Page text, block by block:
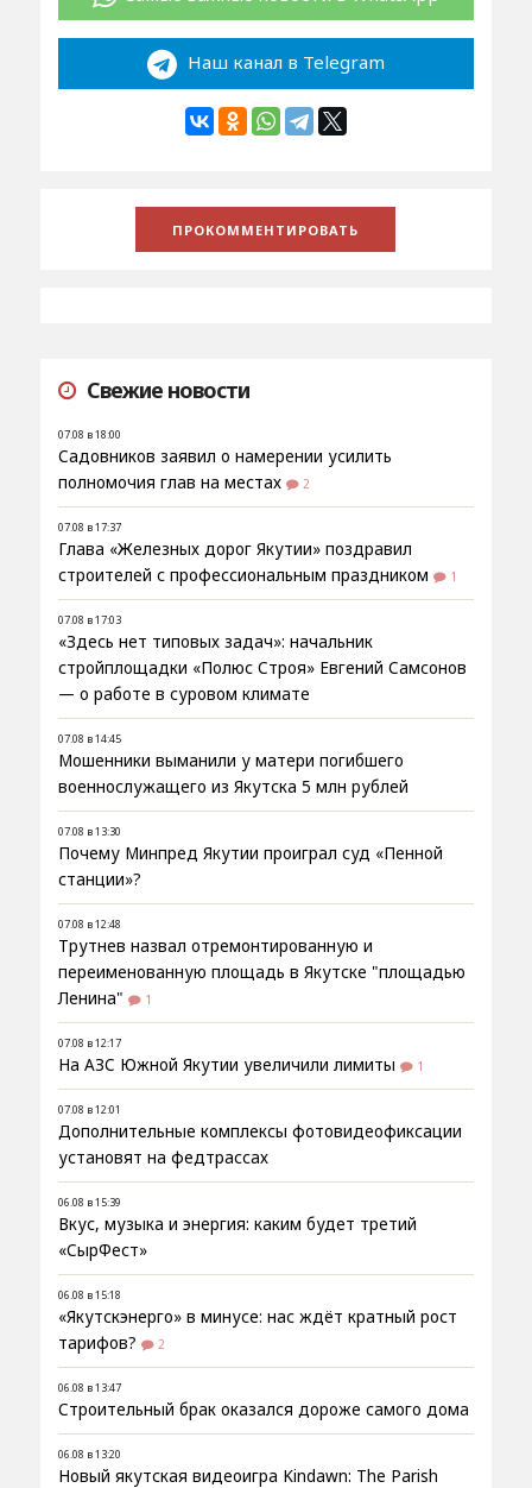
Наш канал в Telegram
Свежие новости
07.08 в 18:00
Садовников заявил о намерении усилить
полномочия глав на местах
2
07.08 в 17:37
Глава «Железных дорог Якутии» поздравил
строителей с профессиональным праздником
1
07.08 в 17:03
«Здесь нет типовых задач»: начальник
стройплощадки «Полюс Строя» Евгений Самсонов
— о работе в суровом климате
07.08 в 14:45
Мошенники выманили у матери погибшего
военнослужащего из Якутска 5 млн рублей
07.08 в 13:30
Почему Минпред Якутии проиграл суд «Пенной
станции»?
07.08 в 12:48
Трутнев назвал отремонтированную и
переименованную площадь в Якутске "площадью
Ленина"
1
07.08 в 12:17
На АЗС Южной Якутии увеличили лимиты 1
07.08 в 12:01
Дополнительные комплексы фотовидеофиксации
установят на федтрассах
06.08 в 15:39
Вкус, музыка и энергия: каким будет третий
«СырФест»
06.08 в 15:18
«Якутскэнерго» в минусе: нас ждёт кратный рост
тарифов?
2
06.08 в 13:47
Строительный брак оказался дороже самого дома
06.08 в 13:20
Новый якутская видеоигра Kindawn: The Parish